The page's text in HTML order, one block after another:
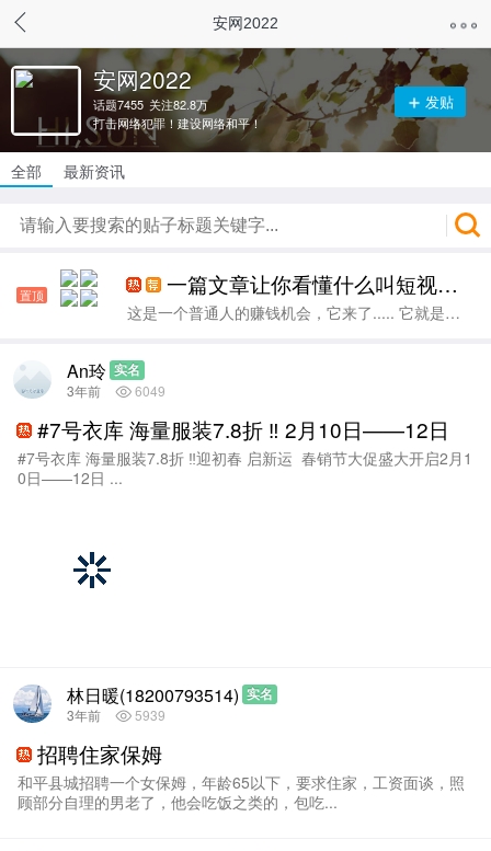
安网2022
安网2022
话题7455 关注82.8万
打击网络犯罪！建设网络和平！
发贴
全部 最新资讯
置顶 一篇文章让你看懂什么叫短视频带货，2024最大的风口趋势
这是一个普通人的赚钱机会，它来了..... 它就是：短视频带货 ...
实名
An玲
3年前 6049
#7号衣库 海量服装7.8折 ‼ 2月10日——12日
#7号衣库 海量服装7.8折 ‼迎初春 启新运 春销节大促盛大开启2月1
0日——12日 ...
实名
林日暖(18200793514)
3年前 5939
招聘住家保姆
和平县城招聘一个女保姆，年龄65以下，要求住家，工资面谈，照
顾部分自理的男老了，他会吃饭之类的，包吃...